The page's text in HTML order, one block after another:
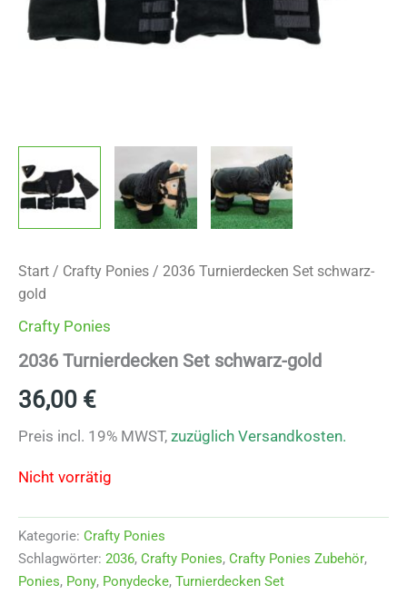
Start / Crafty Ponies / 2036 Turnierdecken Set schwarz-
gold
Crafty Ponies
2036 Turnierdecken Set schwarz-gold
36,00 €
Preis incl. 19% MWST, zuzüglich Versandkosten.
Nicht vorrätig
Kategorie: Crafty Ponies
Schlagwörter: 2036, Crafty Ponies, Crafty Ponies Zubehör,
Ponies, Pony, Ponydecke, Turnierdecken Set